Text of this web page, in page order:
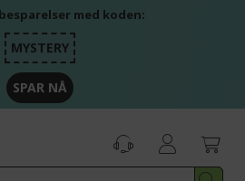
med koden:
MYSTERY
SPAR NÅ